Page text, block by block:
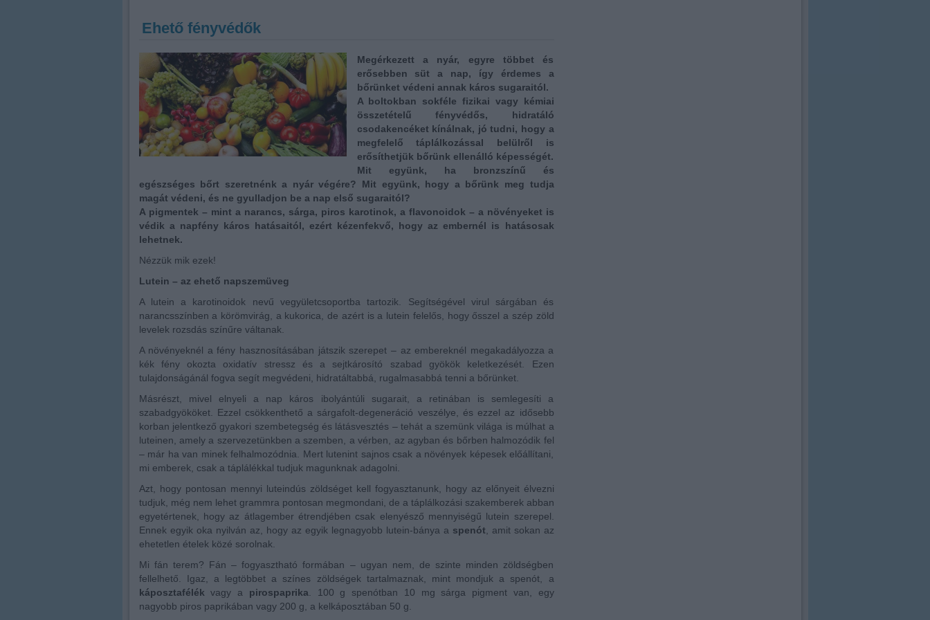
Ehető fényvédők
Megérkezett a nyár, egyre többet és
erősebben süt a nap, így érdemes a
bőrünket védeni annak káros sugaraitól.
A boltokban sokféle fizikai vagy kémiai
összetételű fényvédős, hidratáló
csodakencéket kínálnak, jó tudni, hogy a
megfelelő táplálkozással belülről is
erősíthetjük bőrünk ellenálló képességét.
Mit együnk, ha bronzszínű és
egészséges bőrt szeretnénk a nyár végére? Mit együnk, hogy a bőrünk meg tudja
magát védeni, és ne gyulladjon be a nap első sugaraitól?
A pigmentek – mint a narancs, sárga, piros karotinok, a flavonoidok – a növényeket is
védik a napfény káros hatásaitól, ezért kézenfekvő, hogy az embernél is hatásosak
lehetnek.
Nézzük mik ezek!
Lutein – az ehető napszemüveg
A lutein a karotinoidok nevű vegyületcsoportba tartozik. Segítségével virul sárgában és
narancsszínben a körömvirág, a kukorica, de azért is a lutein felelős, hogy ősszel a szép zöld
levelek rozsdás színűre váltanak.
A növényeknél a fény hasznosításában játszik szerepet – az embereknél megakadályozza a
kék fény okozta oxidatív stressz és a sejtkárosító szabad gyökök keletkezését. Ezen
tulajdonságánál fogva segít megvédeni, hidratáltabbá, rugalmasabbá tenni a bőrünket.
Másrészt, mivel elnyeli a nap káros ibolyántúli sugarait, a retinában is semlegesíti a
szabadgyököket. Ezzel csökkenthető a sárgafolt-degeneráció veszélye, és ezzel az idősebb
korban jelentkező gyakori szembetegség és látásvesztés – tehát a szemünk világa is múlhat a
luteinen, amely a szervezetünkben a szemben, a vérben, az agyban és bőrben halmozódik fel
– már ha van minek felhalmozódnia. Mert lutenint sajnos csak a növények képesek előállítani,
mi emberek, csak a táplálékkal tudjuk magunknak adagolni.
Azt, hogy pontosan mennyi luteindús zöldséget kell fogyasztanunk, hogy az előnyeit élvezni
tudjuk, még nem lehet grammra pontosan megmondani, de a táplálkozási szakemberek abban
egyetértenek, hogy az átlagember étrendjében csak elenyésző mennyiségű lutein szerepel.
Ennek egyik oka nyilván az, hogy az egyik legnagyobb lutein-bánya a spenót , amit sokan az
ehetetlen ételek közé sorolnak.
Mi fán terem? Fán – fogyasztható formában – ugyan nem, de szinte minden zöldségben
fellelhető. Igaz, a legtöbbet a színes zöldségek tartalmaznak, mint mondjuk a spenót, a
káposztafélékvagy a pirospaprika . 100 g spenótban 10 mg sárga pigment van, egy
nagyobb piros paprikában vagy 200 g, a kelkáposztában 50 g.